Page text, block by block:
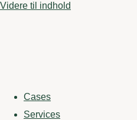
Videre til indhold
Cases
Services